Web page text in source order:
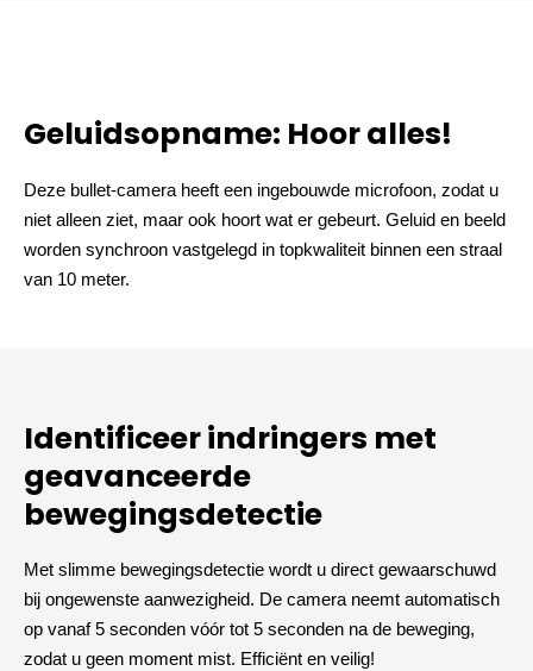
Geluidsopname: Hoor alles!
Deze bullet-camera heeft een ingebouwde microfoon, zodat u
niet alleen ziet, maar ook hoort wat er gebeurt. Geluid en beeld
worden synchroon vastgelegd in topkwaliteit binnen een straal
van 10 meter.
Identificeer indringers met
geavanceerde
bewegingsdetectie
Met slimme bewegingsdetectie wordt u direct gewaarschuwd
bij ongewenste aanwezigheid. De camera neemt automatisch
op vanaf 5 seconden vóór tot 5 seconden na de beweging,
zodat u geen moment mist. Efficiënt en veilig!